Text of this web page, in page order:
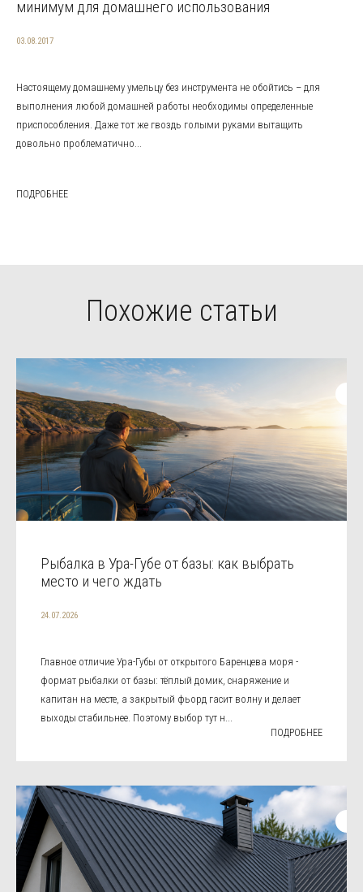
минимум для домашнего использования
03.08.2017
Настоящему домашнему умельцу без инструмента не обойтись – для
выполнения любой домашней работы необходимы определенные
приспособления. Даже тот же гвоздь голыми руками вытащить
довольно проблематично...
ПОДРОБНЕЕ
Похожие статьи
Рыбалка в Ура-Губе от базы: как выбрать
место и чего ждать
24.07.2026
Главное отличие Ура-Губы от открытого Баренцева моря -
формат рыбалки от базы: тёплый домик, снаряжение и
капитан на месте, а закрытый фьорд гасит волну и делает
выходы стабильнее. Поэтому выбор тут н...
ПОДРОБНЕЕ